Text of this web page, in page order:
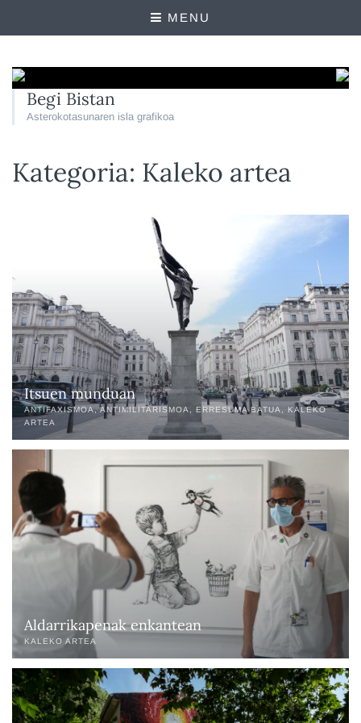
MENU
Begi Bistan
Asterokotasunaren isla grafikoa
Kategoria: Kaleko artea
Itsuen munduan
ANTIFAXISMOA ANTIMILITARISMOA ERRESUMA BATUA
KALEKO
ARTEA
Aldarrikapenak enkantean
KALEKO ARTEA